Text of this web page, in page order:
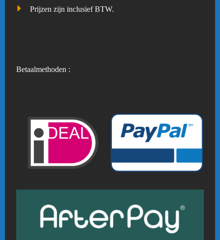
Prijzen zijn inclusief BTW.
Betaalmethoden :